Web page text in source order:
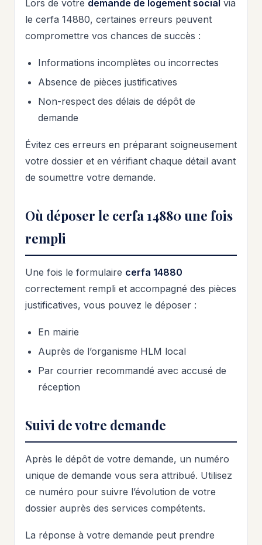
Lors de votre demande de logement social via
le cerfa 14880, certaines erreurs peuvent
compromettre vos chances de succès :
Informations incomplètes ou incorrectes
Absence de pièces justificatives
Non-respect des délais de dépôt de
demande
Évitez ces erreurs en préparant soigneusement
votre dossier et en vérifiant chaque détail avant
de soumettre votre demande.
Où déposer le cerfa 14880 une fois
rempli
Une fois le formulaire cerfa 14880
correctement rempli et accompagné des pièces
justificatives, vous pouvez le déposer :
En mairie
Auprès de l’organisme HLM local
Par courrier recommandé avec accusé de
réception
Suivi de votre demande
Après le dépôt de votre demande, un numéro
unique de demande vous sera attribué. Utilisez
ce numéro pour suivre l’évolution de votre
dossier auprès des services compétents.
La réponse à votre demande peut prendre